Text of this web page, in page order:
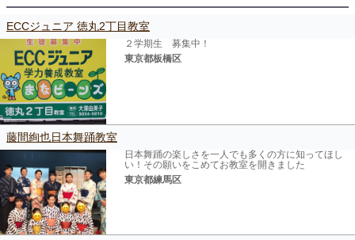
ECCジュニア 徳丸2丁目教室
２学期生 募集中！
東京都板橋区
藤間絢也日本舞踊教室
日本舞踊の楽しさを一人でも多くの方に知ってほし
い！その願いをこめてお教室を開きました
東京都練馬区